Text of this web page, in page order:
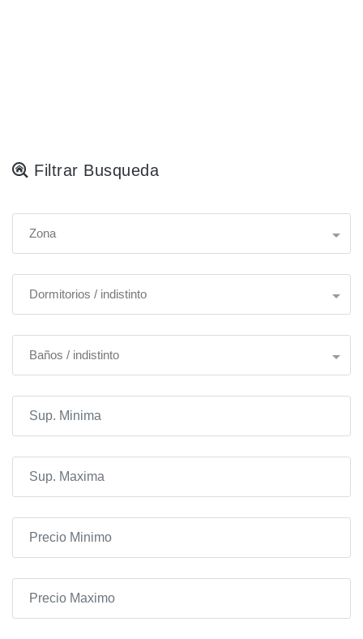
Filtrar Busqueda
Zona
Dormitorios / indistinto
Baños / indistinto